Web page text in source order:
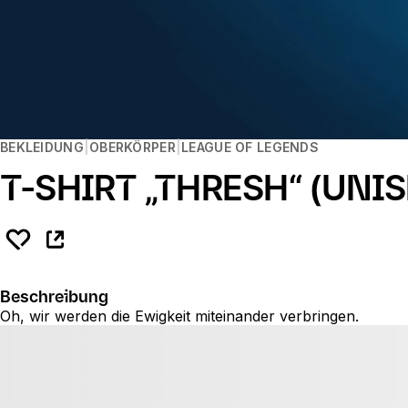
BEKLEIDUNG OBERKÖRPER LEAGUE OF LEGENDS
T-SHIRT „THRESH“
Beschreibung
Oh, wir werden die Ewigkeit miteinander verbringen.